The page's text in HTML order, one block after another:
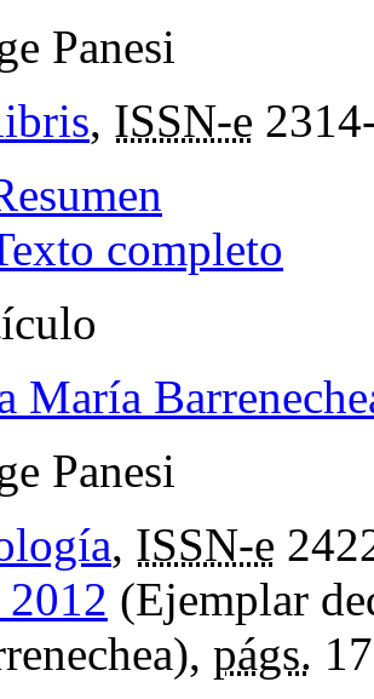
Panesi
, ISSN-e
completo
María
Panesi
, ISSN-e
(Ejemplar
págs.